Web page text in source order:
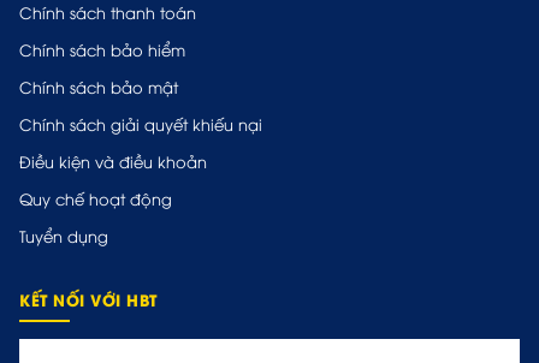
Chính sách thanh toán
Chính sách bảo hiểm
Chính sách bảo mật
Chính sách giải quyết khiếu nại
Điều kiện và điều khoản
Quy chế hoạt động
Tuyển dụng
KẾT NỐI VỚI HBT